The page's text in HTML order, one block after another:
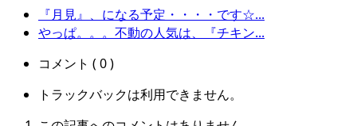
『月見』、になる予定・・・・です☆...
やっぱ。。。不動の人気は、『チキン...
コメント ( 0 )
トラックバックは利用できません。